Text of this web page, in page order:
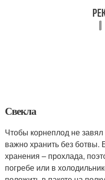
Свекла
Чтобы корнеплод не
важно хранить без
хранения – прохлада,
погребе или в